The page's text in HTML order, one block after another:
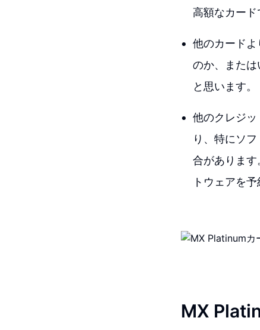
高額なカード
他のカード
のか、また
と思います。
他のクレジ
り、特にソ
合がありま
トウェアを
MX